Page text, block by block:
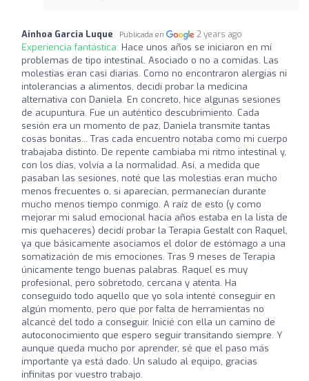
Ainhoa Garcia Luque Publicada en 2 years ago
Experiencia fantástica: Hace unos años se iniciaron en mí
problemas de tipo intestinal. Asociado o no a comidas. Las
molestias eran casi diarias. Como no encontraron alergias ni
intolerancias a alimentos, decidí probar la medicina
alternativa con Daniela. En concreto, hice algunas sesiones
de acupuntura. Fue un auténtico descubrimiento. Cada
sesión era un momento de paz, Daniela transmite tantas
cosas bonitas... Tras cada encuentro notaba como mi cuerpo
trabajaba distinto. De repente cambiaba mi ritmo intestinal y,
con los días, volvía a la normalidad. Así, a medida que
pasaban las sesiones, noté que las molestias eran mucho
menos frecuentes o, si aparecían, permanecían durante
mucho menos tiempo conmigo. A raíz de esto (y como
mejorar mi salud emocional hacía años estaba en la lista de
mis quehaceres) decidí probar la Terapia Gestalt con Raquel,
ya que básicamente asociamos el dolor de estómago a una
somatización de mis emociones. Tras 9 meses de Terapia
únicamente tengo buenas palabras. Raquel es muy
profesional, pero sobretodo, cercana y atenta. Ha
conseguido todo aquello que yo sola intenté conseguir en
algún momento, pero que por falta de herramientas no
alcancé del todo a conseguir. Inicié con ella un camino de
autoconocimiento que espero seguir transitando siempre. Y
aunque queda mucho por aprender, sé que el paso más
importante ya está dado. Un saludo al equipo, gracias
infinitas por vuestro trabajo.